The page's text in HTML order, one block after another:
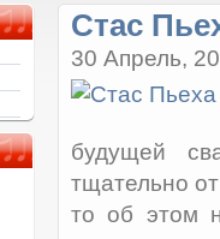
Стас
30 Апрель,
будущей
тщательно
то об этом